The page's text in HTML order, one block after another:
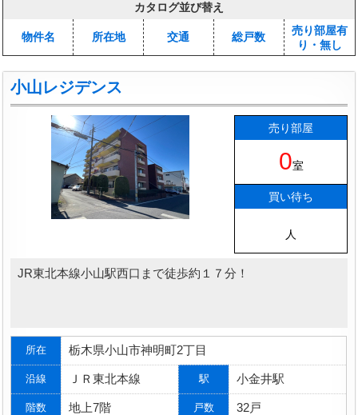
カタログ並び替え
物件名 所在地 交通 総戸数
売り部屋有
り・無し
小山レジデンス
売り部屋
0室
買い待ち
人
JR東北本線小山駅西口まで徒歩約１７分！
所在 栃木県小山市神明町2丁目
沿線 ＪＲ東北本線 駅 小金井駅
階数 地上7階 戸数 32戸